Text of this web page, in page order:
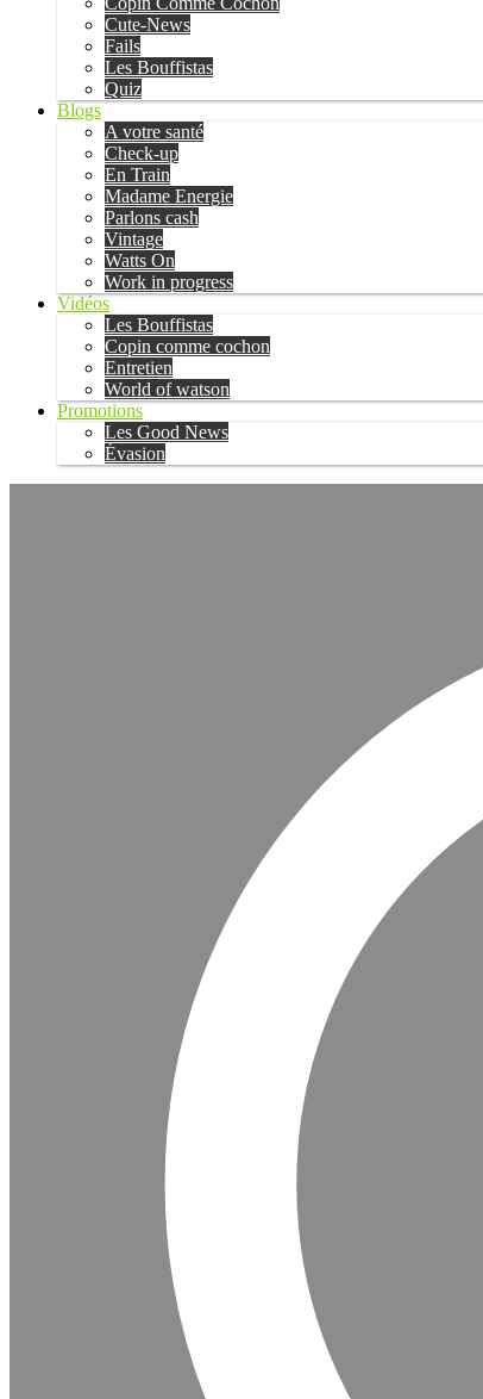
Cute-News
Fails
Les Bouffistas
Quiz
Blogs
A votre santé
Check-up
En Train
Madame Energie
Parlons cash
Vintage
Watts On
Work in progress
Vidéos
Les Bouffistas
Copin comme cochon
Entretien
World of watson
Promotions
Les Good News
Évasion